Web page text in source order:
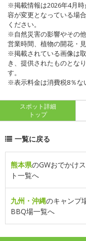
※掲載情報は2026年4月
容が変更となっている場
ください。
※自然災害の影響やその
営業時間、植物の開花・
※掲載されている画像は
き、提供されたものとな
す。
※表示料金は消費税8％な
スポット詳細
トップ
一覧に戻る
熊本県のGWおでかけ
ト一覧へ
九州・沖縄のキャンプ
BBQ場一覧へ